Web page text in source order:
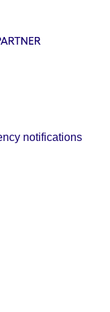
zum Kopf der
Inhalt
zum Fuß der
notifications